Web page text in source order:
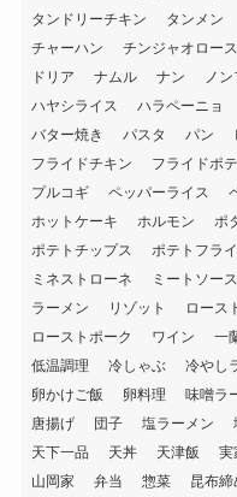
タンドリーチキン
タンメン
チャーハン
チンジャオロース
ドリア
ナムル ナン ノ
ハヤシライス
ハラペーニョ
バター焼き
パスタ パン
フライドチキン
フライドポ
プルコギ
ペッパーライス
ホットケーキ
ホルモン ポ
ポテトチップス
ポテトフライ
ミネストローネ
ミートソース
ラーメン
リゾット ロース
ローストポーク
ワイン 一
低温調理
冷しゃぶ 冷やし
卵かけご飯
卵料理 味噌ラ
唐揚げ
団子 塩ラーメン
天下一品
天丼 天津飯 実
山岡家
弁当 惣菜 昆布締